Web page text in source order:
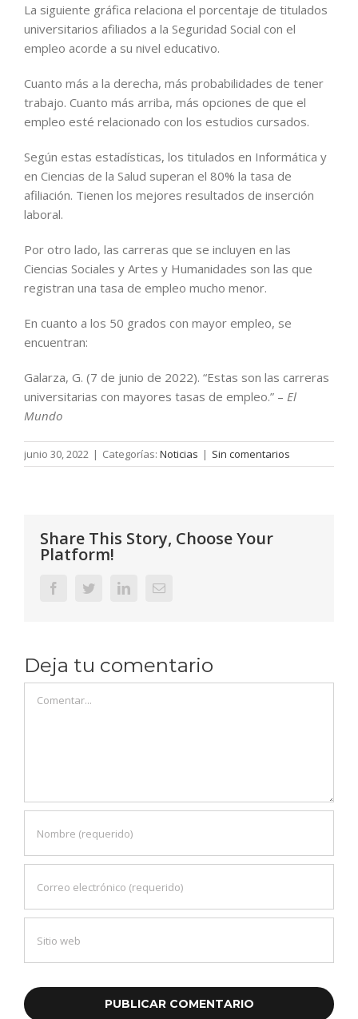
La siguiente gráfica relaciona el porcentaje de titulados
universitarios afiliados a la Seguridad Social con el
empleo acorde a su nivel educativo.
Cuanto más a la derecha, más probabilidades de tener
trabajo. Cuanto más arriba, más opciones de que el
empleo esté relacionado con los estudios cursados.
Según estas estadísticas, los titulados en Informática y
en Ciencias de la Salud superan el 80% la tasa de
afiliación. Tienen los mejores resultados de inserción
laboral.
Por otro lado, las carreras que se incluyen en las
Ciencias Sociales y Artes y Humanidades son las que
registran una tasa de empleo mucho menor.
En cuanto a los 50 grados con mayor empleo, se
encuentran:
Galarza, G. (7 de junio de 2022). “Estas son las carreras
universitarias con mayores tasas de empleo.” – El
Mundo
junio 30, 2022 | Categorías: Noticias | Sin comentarios
Share This Story, Choose Your
Platform!
FacebookTwitterLinkedInCorreo
Deja tu comentario